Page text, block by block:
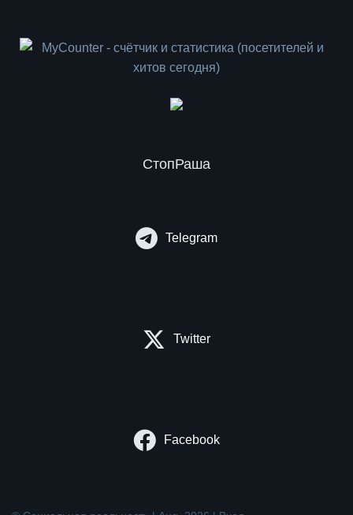
СтопРаша
Telegram
Twitter
Facebook